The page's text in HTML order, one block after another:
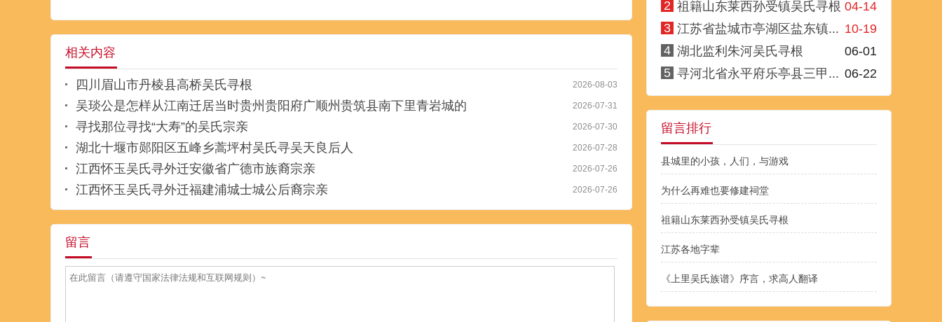
相关内容
2026-08-03
四川眉山市丹棱县高桥吴氏寻根
2026-07-31
吴琰公是怎样从江南迁居当时贵州贵阳府广顺州贵筑县南下里青岩城的
2026-07-30
寻找那位寻找“大寿”的吴氏宗亲
2026-07-28
湖北十堰市郧阳区五峰乡蒿坪村吴氏寻吴天良后人
2026-07-26
江西怀玉吴氏寻外迁安徽省广德市族裔宗亲
2026-07-26
江西怀玉吴氏寻外迁福建浦城士城公后裔宗亲
留言
2
04-14
祖籍山东莱西孙受镇吴氏寻根
3
10-19
江苏省盐城市亭湖区盐东镇...
4
06-01
湖北监利朱河吴氏寻根
5
06-22
寻河北省永平府乐亭县三甲...
留言排行
县城里的小孩，人们，与游戏
为什么再难也要修建祠堂
祖籍山东莱西孙受镇吴氏寻根
江苏各地字辈
《上里吴氏族谱》序言，求高人翻译